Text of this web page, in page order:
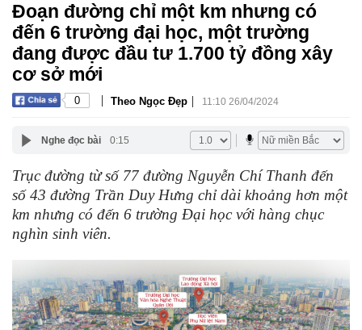
Đoạn đường chỉ một km nhưng có
đến 6 trường đại học, một trường
đang được đầu tư 1.700 tỷ đồng xây
cơ sở mới
0 | Theo Ngọc Đẹp | 11:10 26/04/2024
Nghe đọc bài 0:15
Trục đường từ số 77 đường Nguyễn Chí Thanh đến
số 43 đường Trần Duy Hưng chỉ dài khoảng hơn một
km nhưng có đến 6 trường Đại học với hàng chục
nghìn sinh viên.